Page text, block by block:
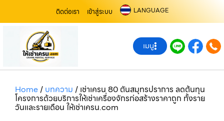
ติดต่อเรา เข้าสู่ระบบ LANGUAGE
เมนู
Home/ บทความ / เช่าเครน 80 ตันสมุทรปราการ ลดต้นทุน
โครงการด้วยบริการให้เช่าเครื่องจักรก่อสร้างราคาถูก ทั้งราย
วันและรายเดือน ให้เช่าเครน.com